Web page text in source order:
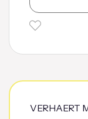
VERHAERT